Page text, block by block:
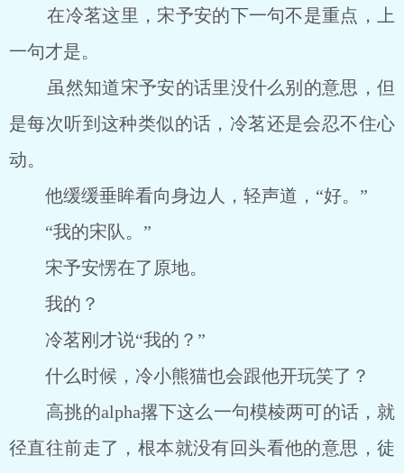
在冷茗这里，宋予安的下一句不是重点，上
一句才是。
虽然知道宋予安的话里没什么别的意思，但
是每次听到这种类似的话，冷茗还是会忍不住心
动。
他缓缓垂眸看向身边人，轻声道，“好。”
“我的宋队。”
宋予安愣在了原地。
我的？
冷茗刚才说“我的？”
什么时候，冷小熊猫也会跟他开玩笑了？
高挑的alpha撂下这么一句模棱两可的话，就
径直往前走了，根本就没有回头看他的意思，徒